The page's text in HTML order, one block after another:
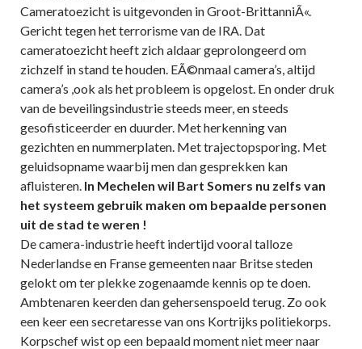
Cameratoezicht is uitgevonden in Groot-BrittanniÃ«.
Gericht tegen het terrorisme van de IRA. Dat
cameratoezicht heeft zich aldaar geprolongeerd om
zichzelf in stand te houden. EÃ©nmaal camera’s, altijd
camera’s ,ook als het probleem is opgelost. En onder druk
van de beveilingsindustrie steeds meer, en steeds
gesofisticeerder en duurder. Met herkenning van
gezichten en nummerplaten. Met trajectopsporing. Met
geluidsopname waarbij men dan gesprekken kan
afluisteren. In Mechelen wil Bart Somers nu zelfs van
het systeem gebruik maken om bepaalde personen
uit de stad te weren !
De camera-industrie heeft indertijd vooral talloze
Nederlandse en Franse gemeenten naar Britse steden
gelokt om ter plekke zogenaamde kennis op te doen.
Ambtenaren keerden dan gehersenspoeld terug. Zo ook
een keer een secretaresse van ons Kortrijks politiekorps.
Korpschef wist op een bepaald moment niet meer naar